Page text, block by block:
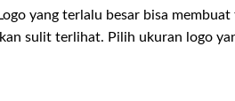
yang terlalu besar bisa membuat
sulit terlihat. Pilih ukuran logo